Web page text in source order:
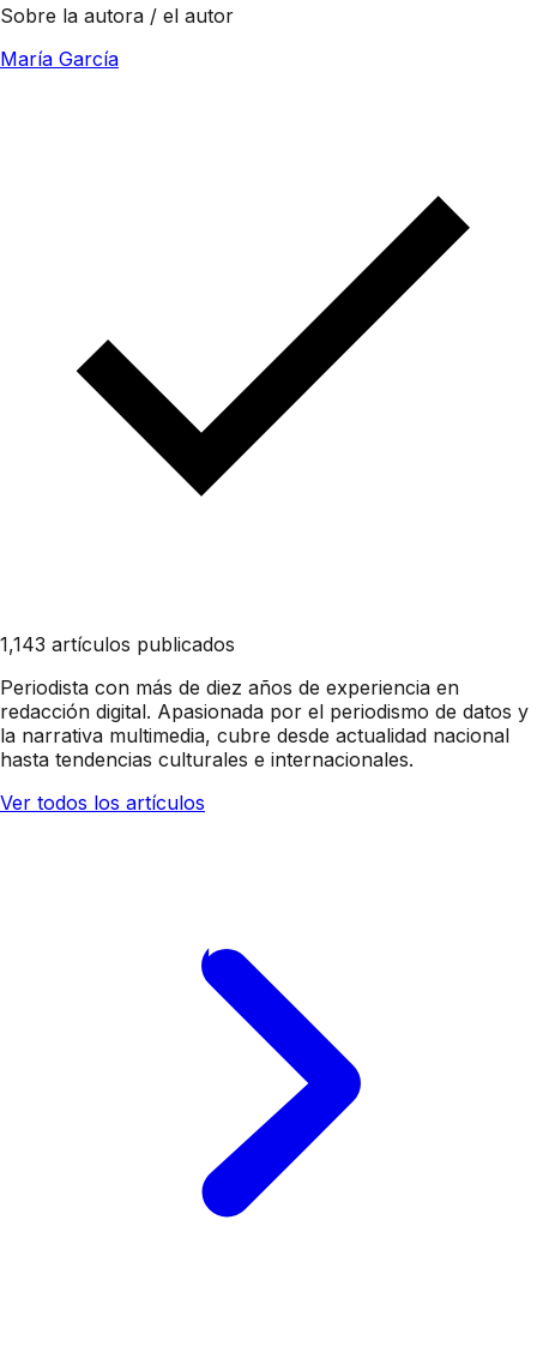
Sobre la autora / el autor
María García
1,143 artículos publicados
Periodista con más de diez años de experiencia en
redacción digital. Apasionada por el periodismo de datos y
la narrativa multimedia, cubre desde actualidad nacional
hasta tendencias culturales e internacionales.
Ver todos los artículos